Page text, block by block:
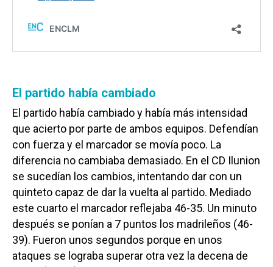
El partido había cambiado
El partido había cambiado y había más intensidad
que acierto por parte de ambos equipos. Defendían
con fuerza y el marcador se movía poco. La
diferencia no cambiaba demasiado. En el CD Ilunion
se sucedían los cambios, intentando dar con un
quinteto capaz de dar la vuelta al partido. Mediado
este cuarto el marcador reflejaba 46-35. Un minuto
después se ponían a 7 puntos los madrileños (46-
39). Fueron unos segundos porque en unos
ataques se lograba superar otra vez la decena de